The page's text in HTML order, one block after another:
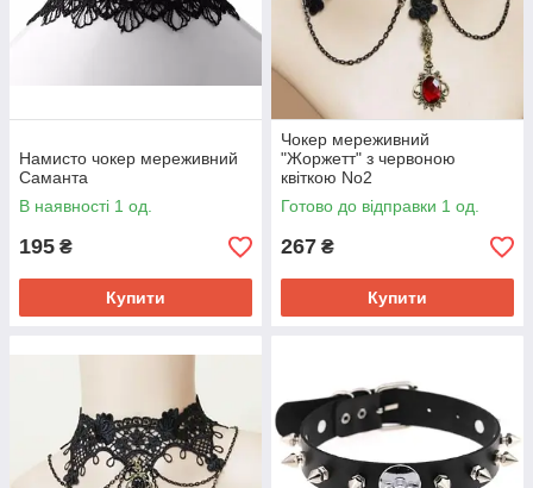
Намисто чокер мереживний
Саманта
В наявності 1 од.
195 ₴
Купити
Чокер мереживний
"Жоржетт" з червоною
квіткою No2
Готово до відправки 1 од.
267 ₴
Купити